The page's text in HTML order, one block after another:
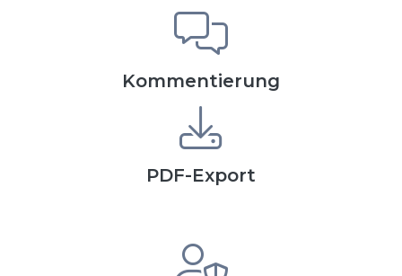
Kommentierung
PDF-Export